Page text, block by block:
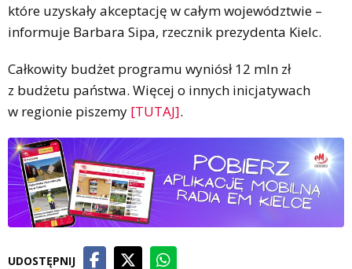
które uzyskały akceptację w całym województwie –
informuje Barbara Sipa, rzecznik prezydenta Kielc.
Całkowity budżet programu wyniósł 12 mln zł
z budżetu państwa. Więcej o innych inicjatywach
w regionie piszemy [TUTAJ].
UDOSTĘPNIJ